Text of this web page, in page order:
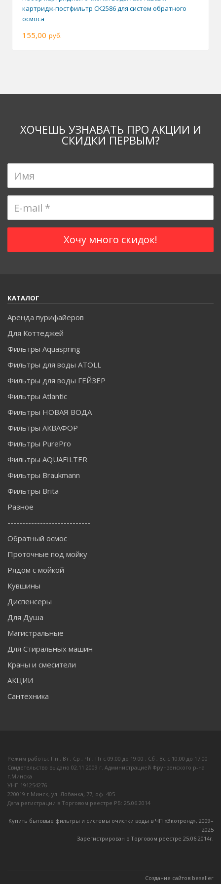
картридж-постфильтр CK2586 для систем обратного
осмоса
155,00 руб.
ХОЧЕШЬ УЗНАВАТЬ ПРО АКЦИИ И
СКИДКИ ПЕРВЫМ?
КАТАЛОГ
Аренда пурифайеров
Для Коттеджей
Фильтры Aquaspring
Фильтры для воды ATOLL
Фильтры для воды ГЕЙЗЕР
Фильтры Atlantic
Фильтры НОВАЯ ВОДА
Фильтры АКВАФОР
Фильтры PurePro
Фильтры AQUAFILTER
Фильтры Braukmann
Фильтры Brita
Разное
----------------------------
Обратный осмос
Проточные под мойку
Рядом с мойкой
Кувшины
Диспенсеры
Для Душа
Магистральные
Для Стиральных машин
Краны и смесители
АКЦИИ
Сантехника
Режим работы: Пн , Вт , Ср , Чт , Пт c 09:00 до 19:00 ; Сб , Вс c 10:00 до 17:00
Свидетельство выдано 02.11.2009 г. Администрацией Фрунзенского р-на
г.Минска
УНП 191254276
220019 г.Минск, ул. Лобанка, 77, оф. 405
Дата регистрации в Торговом реестре РБ: 25.06.2014
Купить бытовые фильтры и системы очистки воды в ЧП «Экотренд», 2009–
2025
Зарегистрирован в Торговом реестре 25.06.2014г.
Создание сайтов beseller